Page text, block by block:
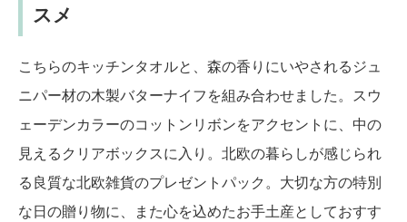
スメ
こちらのキッチンタオルと、森の香りにいやされるジュ
ニパー材の木製バターナイフを組み合わせました。スウ
ェーデンカラーのコットンリボンをアクセントに、中の
見えるクリアボックスに入り。北欧の暮らしが感じられ
る良質な北欧雑貨のプレゼントパック。大切な方の特別
な日の贈り物に、また心を込めたお手土産としておすす